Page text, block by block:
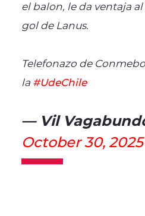
el balon, le da ventaja
gol de Lanus.
Telefonazo de
la #UdeChile
— Vil
October 30, 2025